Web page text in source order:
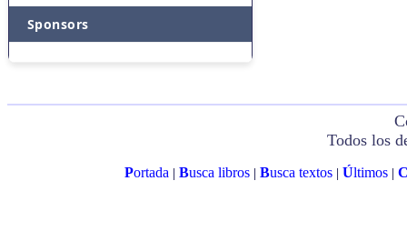
Sponsors
Todos los
Portada| Busca libros| Busca textos| Últimos|